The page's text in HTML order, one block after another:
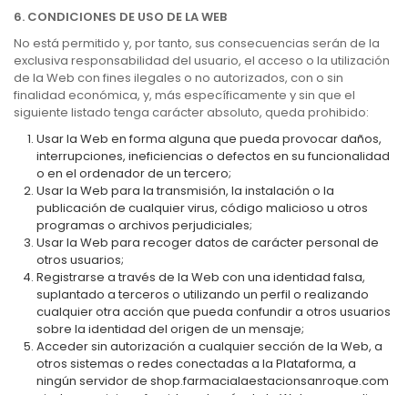
6. CONDICIONES DE USO DE LA WEB
No está permitido y, por tanto, sus consecuencias serán de la
exclusiva responsabilidad del usuario, el acceso o la utilización
de la Web con fines ilegales o no autorizados, con o sin
finalidad económica, y, más específicamente y sin que el
siguiente listado tenga carácter absoluto, queda prohibido:
Usar la Web en forma alguna que pueda provocar daños,
interrupciones, ineficiencias o defectos en su funcionalidad
o en el ordenador de un tercero;
Usar la Web para la transmisión, la instalación o la
publicación de cualquier virus, código malicioso u otros
programas o archivos perjudiciales;
Usar la Web para recoger datos de carácter personal de
otros usuarios;
Registrarse a través de la Web con una identidad falsa,
suplantado a terceros o utilizando un perfil o realizando
cualquier otra acción que pueda confundir a otros usuarios
sobre la identidad del origen de un mensaje;
Acceder sin autorización a cualquier sección de la Web, a
otros sistemas o redes conectadas a la Plataforma, a
ningún servidor de shop.farmacialaestacionsanroque.com